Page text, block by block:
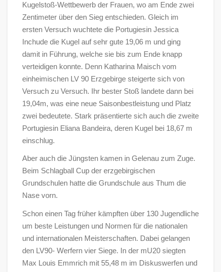
Kugelstoß-Wettbewerb der Frauen, wo am Ende zwei
Zentimeter über den Sieg entschieden. Gleich im
ersten Versuch wuchtete die Portugiesin Jessica
Inchude die Kugel auf sehr gute 19,06 m und ging
damit in Führung, welche sie bis zum Ende knapp
verteidigen konnte. Denn Katharina Maisch vom
einheimischen LV 90 Erzgebirge steigerte sich von
Versuch zu Versuch. Ihr bester Stoß landete dann bei
19,04m, was eine neue Saisonbestleistung und Platz
zwei bedeutete. Stark präsentierte sich auch die zweite
Portugiesin Eliana Bandeira, deren Kugel bei 18,67 m
einschlug.
Aber auch die Jüngsten kamen in Gelenau zum Zuge.
Beim Schlagball Cup der erzgebirgischen
Grundschulen hatte die Grundschule aus Thum die
Nase vorn.
Schon einen Tag früher kämpften über 130 Jugendliche
um beste Leistungen und Normen für die nationalen
und internationalen Meisterschaften. Dabei gelangen
den LV90- Werfern vier Siege. In der mU20 siegten
Max Louis Emmrich mit 55,48 m im Diskuswerfen und